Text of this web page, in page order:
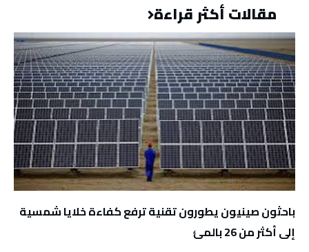
مقالات أكثر قراءة
باحثون صينيون يطورون تقنية ترفع كفاءة خلايا شمسية
إلى أكثر من 26 بالمئ